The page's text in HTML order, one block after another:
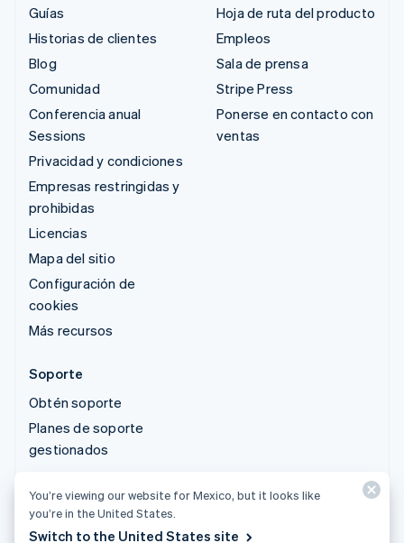
Guías
Historias de clientes
Blog
Comunidad
Conferencia anual
Sessions
Privacidad y condiciones
Empresas restringidas y
prohibidas
Licencias
Mapa del sitio
Configuración de
cookies
Más recursos
Hoja de ruta del producto
Empleos
Sala de prensa
Stripe Press
Ponerse en contacto con
ventas
Soporte
Obtén soporte
Planes de soporte
gestionados
© 2026 Stripe, LLC
You’re viewing our website for Mexico, but it looks like
you’re in the United States.
Switch to the United States site